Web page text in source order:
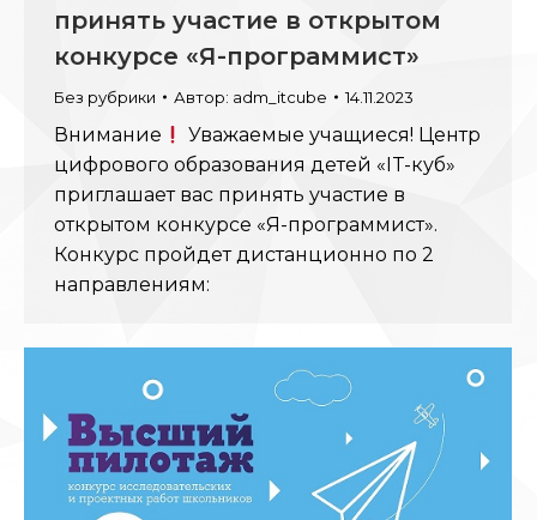
принять участие в открытом
конкурсе «Я-программист»
Без рубрики Автор: adm_itcube 14.11.2023
Внимание
Уважаемые учащиеся! Центр
цифрового образования детей «IT-куб»
приглашает вас принять участие в
открытом конкурсе «Я-программист».
Конкурс пройдет дистанционно по 2
направлениям: